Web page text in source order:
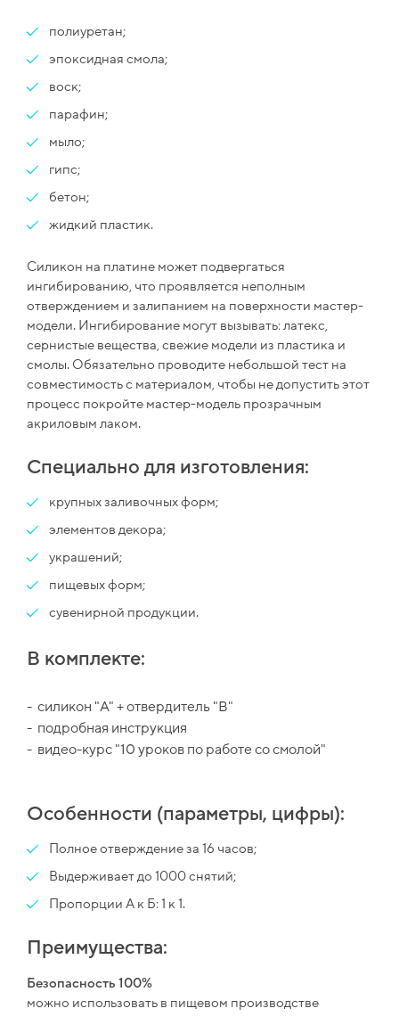
полиуретан;
эпоксидная смола;
воск;
парафин;
мыло;
гипс;
бетон;
жидкий пластик.
Силикон на платине может подвергаться
ингибированию, что проявляется неполным
отверждением и залипанием на поверхности мастер-
модели. Ингибирование могут вызывать: латекс,
сернистые вещества, свежие модели из пластика и
смолы. Обязательно проводите небольшой тест на
совместимость с материалом, чтобы не допустить этот
процесс покройте мастер-модель прозрачным
акриловым лаком.
Специально для изготовления:
крупных заливочных форм;
элементов декора;
украшений;
пищевых форм;
сувенирной продукции.
В комплекте:
- силикон "A" + отвердитель "B"
- подробная инструкция
- видео-курс "10 уроков по работе со смолой"
Особенности (параметры, цифры):
Полное отверждение за 16 часов;
Выдерживает до 1000 снятий;
Пропорции А к Б: 1 к 1.
Преимущества:
Безопасность 100%
можно использовать в пищевом производстве